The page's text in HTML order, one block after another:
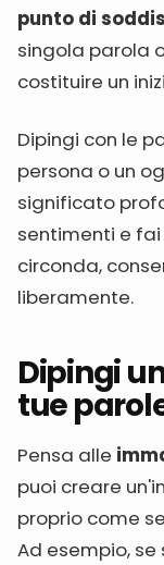
punto di
singola parola
costituire un
Dipingi con le
persona o un
significato
sentimenti e
circonda,
liberamente.
Dipingi
tue
Pensa alle
puoi creare
proprio come
Ad esempio,